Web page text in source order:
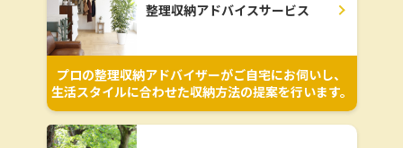
整理収納アドバイスサービス
プロの整理収納アドバイザーがご自宅にお伺いし、
生活スタイルに合わせた収納方法の提案を行います。